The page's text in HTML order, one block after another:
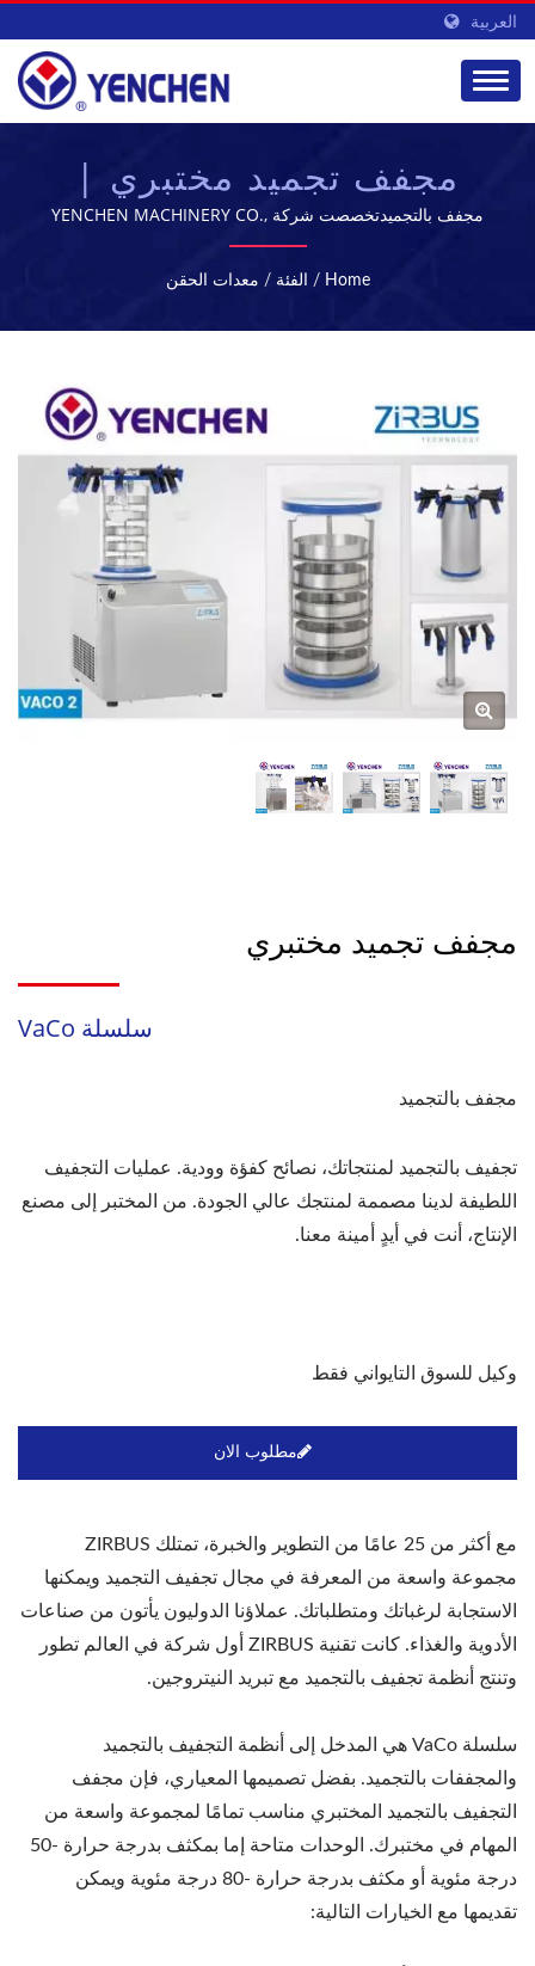
العربية
مجفف تجميد مختبري |
معدات تصنيع ومعالجة
الأدوية | YENCHEN
مجفف بالتجميدتخصصت شركة YENCHEN MACHINERY CO.,
Home
/ الفئة / معدات الحقن
مجفف تجميد مختبري
سلسلة VaCo
مجفف بالتجميد
تجفيف بالتجميد لمنتجاتك، نصائح كفؤة وودية. عمليات التجفيف
اللطيفة لدينا مصممة لمنتجك عالي الجودة. من المختبر إلى مصنع
الإنتاج، أنت في أيدٍ أمينة معنا.
وكيل للسوق التايواني فقط
مطلوب الان
مع أكثر من 25 عامًا من التطوير والخبرة، تمتلك ZIRBUS
مجموعة واسعة من المعرفة في مجال تجفيف التجميد ويمكنها
الاستجابة لرغباتك ومتطلباتك. عملاؤنا الدوليون يأتون من صناعات
الأدوية والغذاء. كانت تقنية ZIRBUS أول شركة في العالم تطور
وتنتج أنظمة تجفيف بالتجميد مع تبريد النيتروجين.
سلسلة VaCo هي المدخل إلى أنظمة التجفيف بالتجميد
والمجففات بالتجميد. بفضل تصميمها المعياري، فإن مجفف
التجفيف بالتجميد المختبري مناسب تمامًا لمجموعة واسعة من
المهام في مختبرك. الوحدات متاحة إما بمكثف بدرجة حرارة -50
درجة مئوية أو مكثف بدرجة حرارة -80 درجة مئوية ويمكن
تقديمها مع الخيارات التالية: